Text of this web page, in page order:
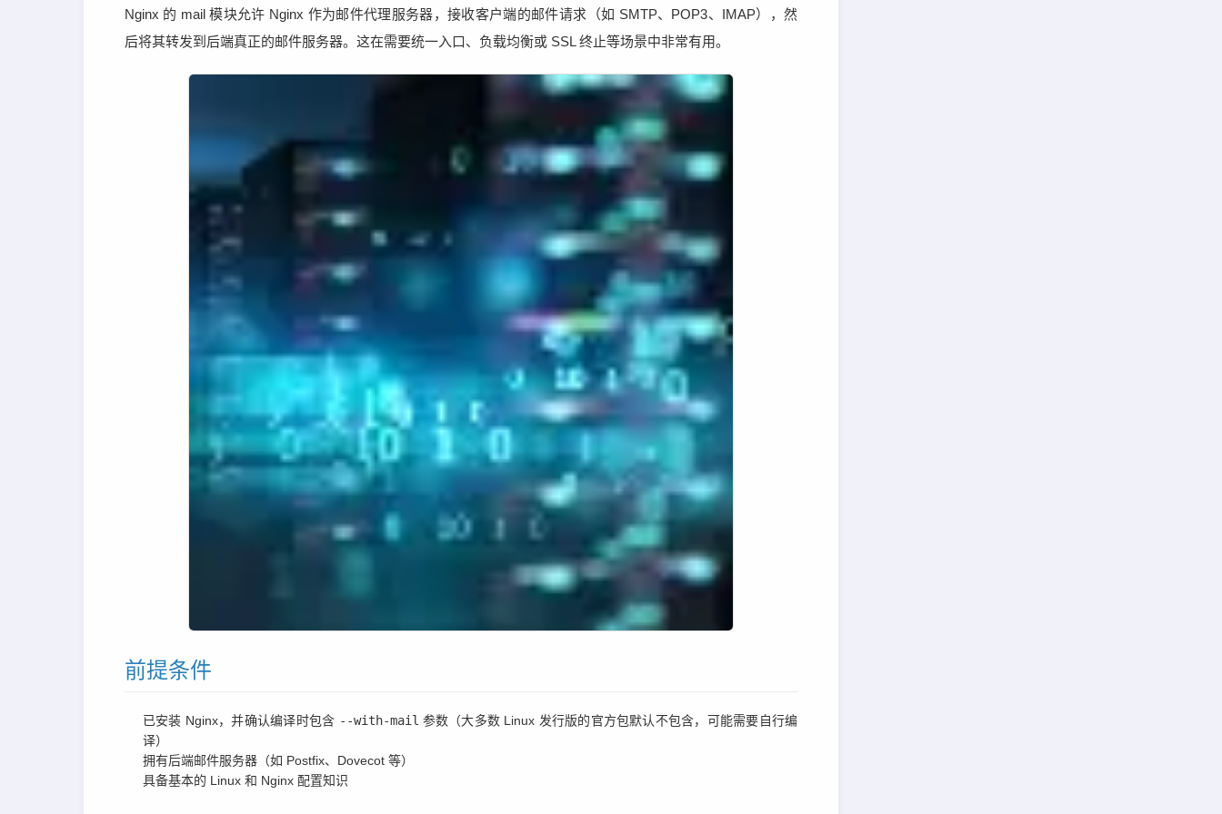
Nginx 的 mail 模块允许 Nginx 作为邮件代理服务器，接收客户端的邮件请求（如 SMTP、POP3、IMAP），然
后将其转发到后端真正的邮件服务器。这在需要统一入口、负载均衡或 SSL 终止等场景中非常有用。
前提条件
已安装 Nginx，并确认编译时包含 --with-mail 参数（大多数 Linux 发行版的官方包默认不包含，可能需要自行编
译）
拥有后端邮件服务器（如 Postfix、Dovecot 等）
具备基本的 Linux 和 Nginx 配置知识